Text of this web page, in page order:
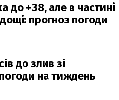
до +38, але в частині
прогноз погоди
до злив зі
на тиждень